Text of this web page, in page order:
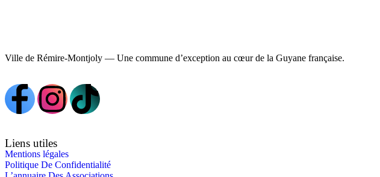
Ville de Rémire-Montjoly — Une commune d’exception au cœur de la Guyane française.
Liens utiles
Mentions légales
Politique De Confidentialité